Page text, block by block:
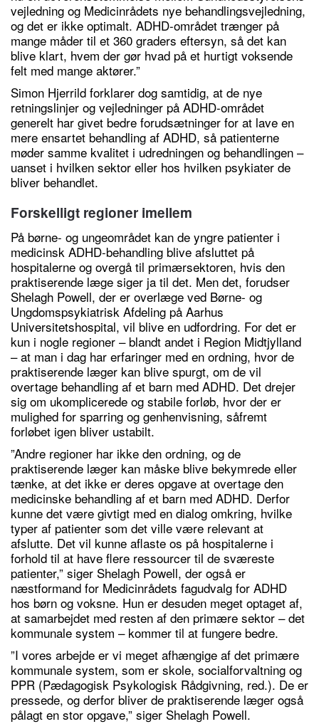
vejledning og Medicinrådets nye behandlingsvejledning,
og det er ikke optimalt. ADHD-området trænger på
mange måder til et 360 graders eftersyn, så det kan
blive klart, hvem der gør hvad på et hurtigt voksende
felt med mange aktører.”
Simon Hjerrild forklarer dog samtidig, at de nye
retningslinjer og vejledninger på ADHD-området
generelt har givet bedre forudsætninger for at lave en
mere ensartet behandling af ADHD, så patienterne
møder samme kvalitet i udredningen og behandlingen –
uanset i hvilken sektor eller hos hvilken psykiater de
bliver behandlet.
Forskelligt regioner imellem
På børne- og ungeområdet kan de yngre patienter i
medicinsk ADHD-behandling blive afsluttet på
hospitalerne og overgå til primærsektoren, hvis den
praktiserende læge siger ja til det. Men det, forudser
Shelagh Powell, der er overlæge ved Børne- og
Ungdomspsykiatrisk Afdeling på Aarhus
Universitetshospital, vil blive en udfordring. For det er
kun i nogle regioner – blandt andet i Region Midtjylland
– at man i dag har erfaringer med en ordning, hvor de
praktiserende læger kan blive spurgt, om de vil
overtage behandling af et barn med ADHD. Det drejer
sig om ukomplicerede og stabile forløb, hvor der er
mulighed for sparring og genhenvisning, såfremt
forløbet igen bliver ustabilt.
”Andre regioner har ikke den ordning, og de
praktiserende læger kan måske blive bekymrede eller
tænke, at det ikke er deres opgave at overtage den
medicinske behandling af et barn med ADHD. Derfor
kunne det være givtigt med en dialog omkring, hvilke
typer af patienter som det ville være relevant at
afslutte. Det vil kunne aflaste os på hospitalerne i
forhold til at have flere ressourcer til de sværeste
patienter,” siger Shelagh Powell, der også er
næstformand for Medicinrådets fagudvalg for ADHD
hos børn og voksne. Hun er desuden meget optaget af,
at samarbejdet med resten af den primære sektor – det
kommunale system – kommer til at fungere bedre.
”I vores arbejde er vi meget afhængige af det primære
kommunale system, som er skole, socialforvaltning og
PPR (Pædagogisk Psykologisk Rådgivning, red.). De er
pressede, og derfor bliver de praktiserende læger også
pålagt en stor opgave,” siger Shelagh Powell.